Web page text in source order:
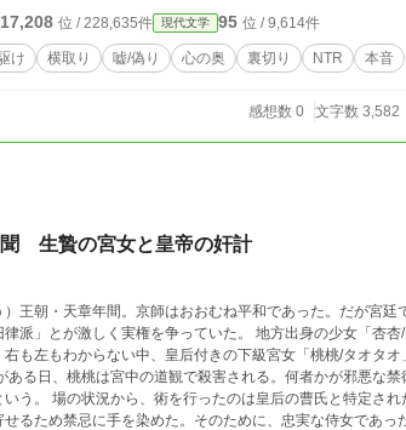
17,208 位 / 228,635件 現代文学 95 位 / 9,614件
け 横取り 嘘/偽り 心の奥 裏切り NTR 本音
感想数 0 文字数 3,582
聞 生贄の宮女と皇帝の奸計
）王朝・天章年間。京師はおおむね平和であった。だが宮
しく実権を争っていた。 地方出身の少女「杏杏/シンシン」は、後宮に新入り料理人として雇
右も左もわからない中、皇后付きの下級宮女「桃桃/タオタ
ある日、桃桃は宮中の道観で殺害される。何者かが邪悪な
いう。 場の状況から、術を行ったのは皇后の曹氏と特定さ
るため禁忌に手を染めた。そのために、忠実な侍女であった